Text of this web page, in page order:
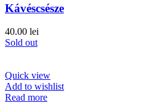
Kávéscsésze
40.00 lei
Sold out
Quick view
Add to wishlist
Read more